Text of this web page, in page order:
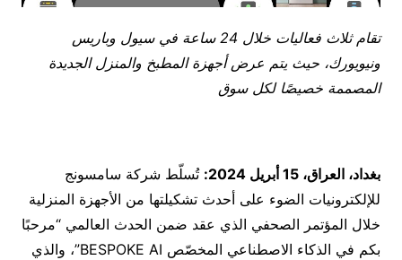
تقام ثلاث فعاليات خلال 24 ساعة
في سيول وباريس
ونيويورك، حيث يتم عرض أجهزة المطبخ والمنزل الجديدة
المصممة خصيصًا لكل سوق
بغداد، العراق، 15 أبريل 2024:
تُسلّط شركة سامسونج
للإلكترونيات الضوء على أحدث تشكيلتها من الأجهزة المنزلية
خلال المؤتمر الصحفي الذي عقد ضمن الحدث العالمي “مرحبًا
بكم في الذكاء الاصطناعي المخصّص BESPOKE AI”، والذي